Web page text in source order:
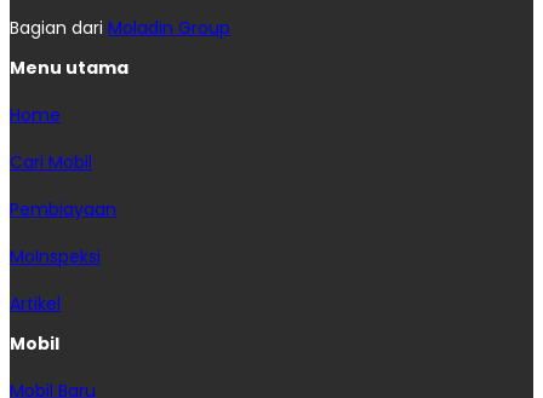
Bagian dari Moladin Group
Menu utama
Home
Cari Mobil
Pembiayaan
MoInspeksi
Artikel
Mobil
Mobil Baru